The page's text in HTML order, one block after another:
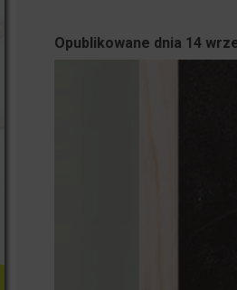
Opublikowane dnia 14